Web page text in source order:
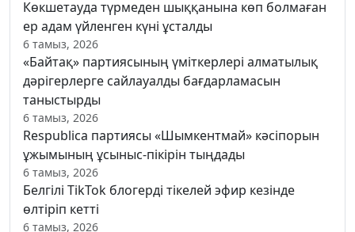
Көкшетауда түрмеден шыққанына көп болмаған
ер адам үйленген күні ұсталды
6 тамыз, 2026
«Байтақ» партиясының үміткерлері алматылық
дәрігерлерге сайлауалды бағдарламасын
таныстырды
6 тамыз, 2026
Respublica партиясы «Шымкентмай» кәсіпорын
ұжымының ұсыныс-пікірін тыңдады
6 тамыз, 2026
Белгілі TikTok блогерді тікелей эфир кезінде
өлтіріп кетті
6 тамыз, 2026